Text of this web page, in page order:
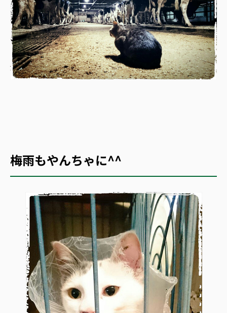
梅雨もやんちゃに^^